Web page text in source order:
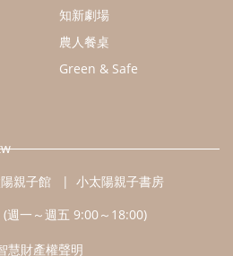
智慧財產權聲明
Google Chrome 版本瀏覽器
有限公司 版權所有 ©